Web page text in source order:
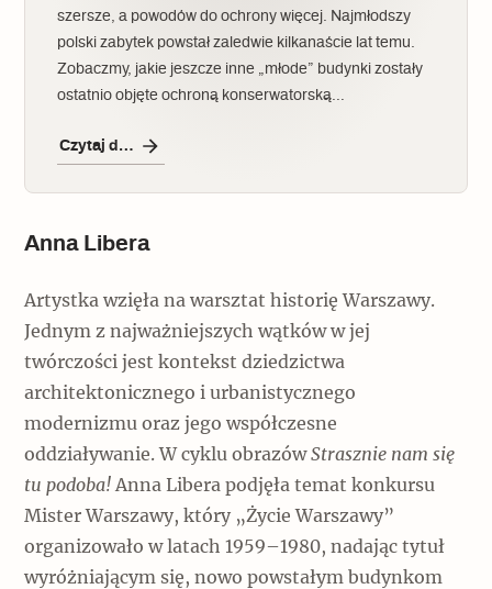
szersze, a powodów do ochrony więcej. Najmłodszy
polski zabytek powstał zaledwie kilkanaście lat temu.
Zobaczmy, jakie jeszcze inne „młode” budynki zostały
ostatnio objęte ochroną konserwatorską…
Czytaj dalej
Anna Libera
Artystka wzięła na warsztat historię Warszawy.
Jednym z najważniejszych wątków w jej
twórczości jest kontekst dziedzictwa
architektonicznego i urbanistycznego
modernizmu oraz jego współczesne
oddziaływanie. W cyklu obrazówStrasznie nam się
tu podoba!Anna Libera podjęła temat konkursu
Mister Warszawy, który „Życie Warszawy”
organizowało w latach 1959–1980, nadając tytuł
wyróżniającym się, nowo powstałym budynkom